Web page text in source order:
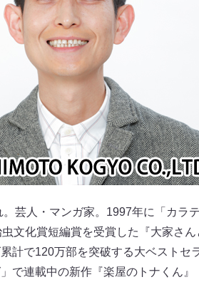
芸人・マンガ家。1997年に「カラテ
文化賞短編賞を受賞した『大家さ
計で120万部を突破する大ベストセ
」で連載中の新作『楽屋のトナくん